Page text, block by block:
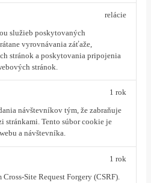
služieb poskytovaných
vyrovnávania záťaže,
stránok a poskytovania pripojenia
stránok.
relácie
návštevníkov tým, že zabraňuje
stránkami. Tento súbor cookie je
a návštevníka.
1 rok
Site Request Forgery (CSRF).
1 rok